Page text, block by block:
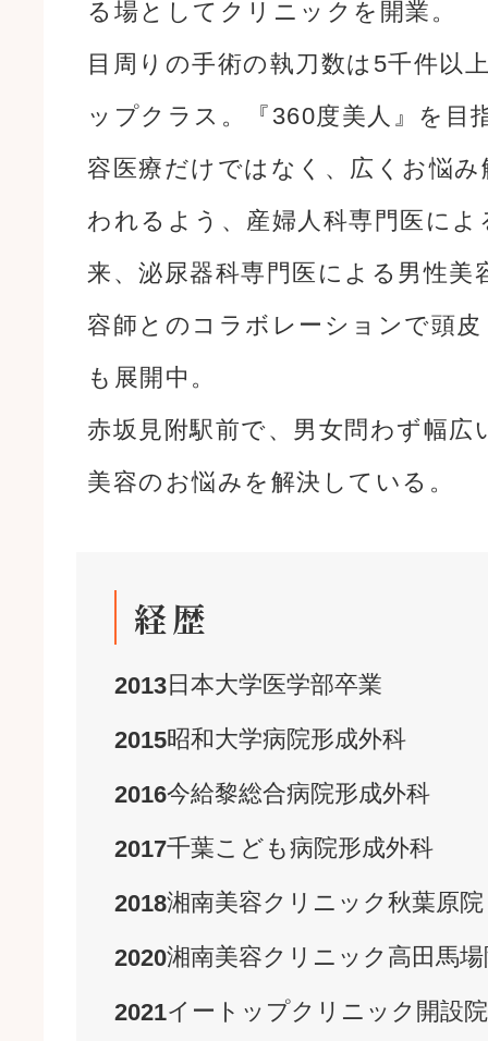
る場としてクリニックを開業。
目周りの手術の執刀数は5千件以
ップクラス。『360度美人』を目
容医療だけではなく、広くお悩み
われるよう、産婦人科専門医によ
来、泌尿器科専門医による男性美
容師とのコラボレーションで頭皮
も展開中。
赤坂見附駅前で、男女問わず幅広
美容のお悩みを解決している。
経歴
2013 日本大学 医学部卒業
2015昭和大学病院形成外科
2016今給黎総合病院形成外科
2017千葉こども病院形成外科
2018湘南美容クリニック 秋葉原院
2020湘南美容クリニック 高田馬
2021イートップクリニック 開設